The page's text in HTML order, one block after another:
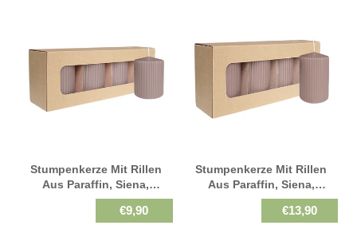
Stumpenkerze Mit Rillen
Aus Paraffin, Siena,
WENZEL, 90/70 Mm,
Brenndauer Ca. 39h,
€9,90
Stumpenkerze Mit Rillen
Aus Paraffin, Siena,
WENZEL, 130/70 Mm,
Brenndauer Ca. 57h,
€13,90